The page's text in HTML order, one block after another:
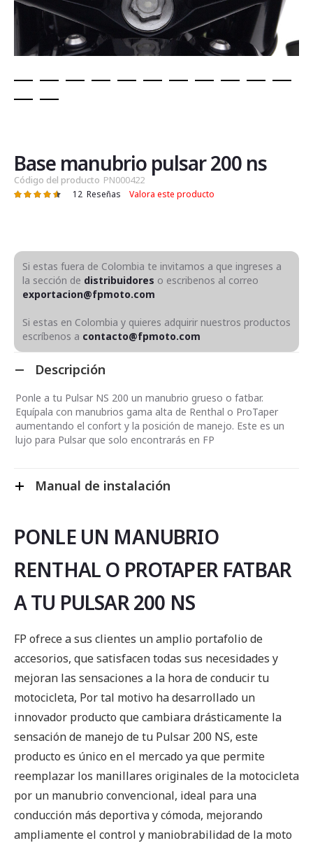
de
la
galería
de
Base manubrio pulsar 200 ns
Código del producto PN000422
Valoración: 12 Reseñas Valora este producto
Si estas fuera de Colombia te invitamos a que ingreses a
la sección de distribuidores o escribenos al correo
exportacion@fpmoto.com
Si estas en Colombia y quieres adquirir nuestros productos
escríbenos a contacto@fpmoto.com
Descripción
Ponle a tu Pulsar NS 200 un manubrio grueso o fatbar.
Equípala con manubrios gama alta de Renthal o ProTaper
aumentando el confort y la posición de manejo. Este es un
lujo para Pulsar que solo encontrarás en FP
Manual de instalación
PONLE UN MANUBRIO
RENTHAL O PROTAPER FATBAR
A TU PULSAR 200 NS
FP ofrece a sus clientes un amplio portafolio de
accesorios, que satisfacen todas sus necesidades y
mejoran las sensaciones a la hora de conducir tu
motocicleta, Por tal motivo ha desarrollado un
innovador producto que cambiara drásticamente la
sensación de manejo de tu Pulsar 200 NS, este
producto es único en el mercado ya que permite
reemplazar los manillares originales de la motocicleta
por un manubrio convencional, ideal para una
conducción más deportiva y cómoda, mejorando
ampliamente el control y maniobrabilidad de la moto